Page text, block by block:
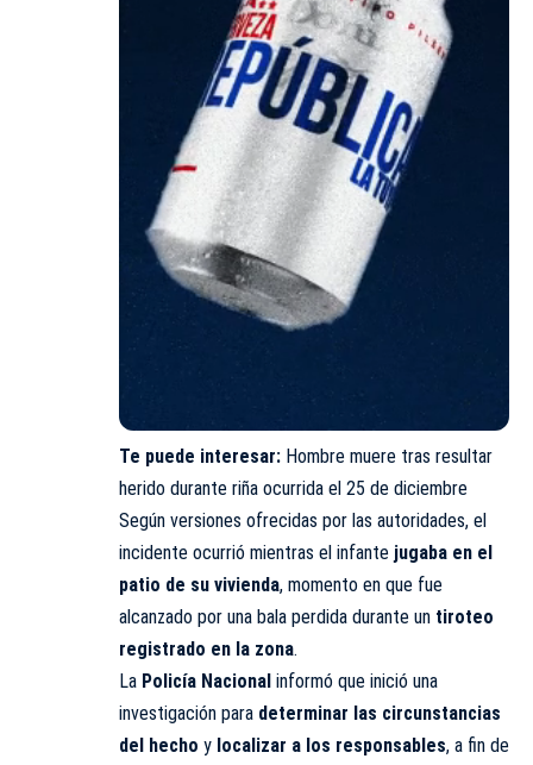
Te puede interesar: Hombre muere tras resultar
herido durante riña ocurrida el 25 de diciembre
Según versiones ofrecidas por las autoridades, el
incidente ocurrió mientras el infante jugaba en el
patio de su vivienda, momento en que fue
alcanzado por una bala perdida durante un tiroteo
registrado en la zona.
La Policía Nacional informó que inició una
investigación para determinar las circunstancias
del hecho y localizar a los responsables, a fin de